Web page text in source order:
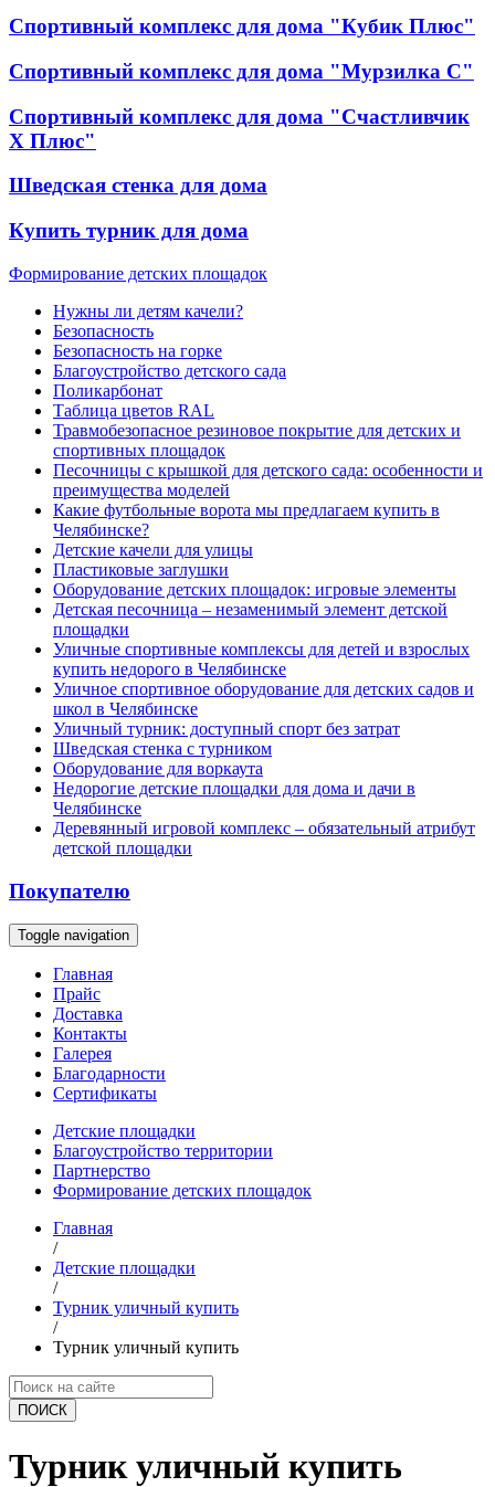
Спортивный комплекс для дома "Кубик Плюс"
Спортивный комплекс для дома "Мурзилка С"
Спортивный комплекс для дома "Счастливчик
Х Плюс"
Шведская стенка для дома
Купить турник для дома
Формирование детских площадок
Нужны ли детям качели?
Безопасность
Безопасность на горке
Благоустройство детского сада
Поликарбонат
Таблица цветов RAL
Травмобезопасное резиновое покрытие для детских и
спортивных площадок
Песочницы с крышкой для детского сада: особенности и
преимущества моделей
Какие футбольные ворота мы предлагаем купить в
Челябинске?
Детские качели для улицы
Пластиковые заглушки
Оборудование детских площадок: игровые элементы
Детская песочница – незаменимый элемент детской
площадки
Уличные спортивные комплексы для детей и взрослых
купить недорого в Челябинске
Уличное спортивное оборудование для детских садов и
школ в Челябинске
Уличный турник: доступный спорт без затрат
Шведская стенка с турником
Оборудование для воркаута
Недорогие детские площадки для дома и дачи в
Челябинске
Деревянный игровой комплекс – обязательный атрибут
детской площадки
Покупателю
Toggle navigation
Главная
Прайс
Доставка
Контакты
Галерея
Благодарности
Сертификаты
Детские площадки
Благоустройство территории
Партнерство
Формирование детских площадок
Главная
/
Детские площадки
/
Турник уличный купить
/
Турник уличный купить
ПОИCК
Турник уличный купить